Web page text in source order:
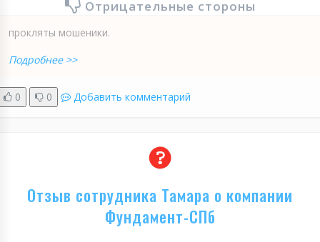
Отрицательные стороны
прокляты мошеники.
Подробнее >>
0 0 Добавить комментарий
Отзыв сотрудника Тамара о компании
Фундамент-СПб